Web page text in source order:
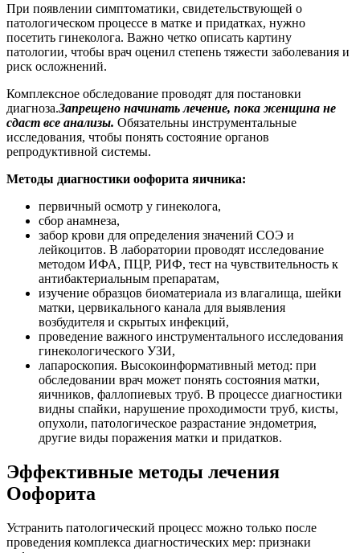
При появлении симптоматики, свидетельствующей о
патологическом процессе в матке и придатках, нужно
посетить гинеколога. Важно четко описать картину
патологии, чтобы врач оценил степень тяжести заболевания и
риск осложнений.
Комплексное обследование проводят для постановки
диагноза.Запрещено начинать лечение, пока женщина не
сдаст все анализы. Обязательны инструментальные
исследования, чтобы понять состояние органов
репродуктивной системы.
Методы диагностики оофорита яичника:
первичный осмотр у гинеколога,
сбор анамнеза,
забор крови для определения значений СОЭ и
лейкоцитов. В лаборатории проводят исследование
методом ИФА, ПЦР, РИФ, тест на чувствительность к
антибактериальным препаратам,
изучение образцов биоматериала из влагалища, шейки
матки, цервикального канала для выявления
возбудителя и скрытых инфекций,
проведение важного инструментального исследования
гинекологического УЗИ,
лапароскопия. Высокоинформативный метод: при
обследовании врач может понять состояния матки,
яичников, фаллопиевых труб. В процессе диагностики
видны спайки, нарушение проходимости труб, кисты,
опухоли, патологическое разрастание эндометрия,
другие виды поражения матки и придатков.
Эффективные методы лечения
Оофорита
Устранить патологический процесс можно только после
проведения комплекса диагностических мер: признаки